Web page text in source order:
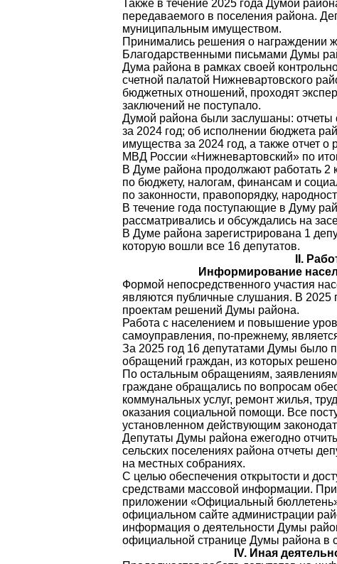
Также в течение 2025 года Думой
передаваемого в поселения района.
муниципальным имуществом.
Принимались решения о награждении
Благодарственными письмами Думы
Дума района в рамках своей
счетной палатой Нижневартовского
бюджетных отношений, проходят
заключений не поступало.
Думой района были заслушаны: отчеты
за 2024 год; об исполнении бюджета
имущества за 2024 год, а также отчет
МВД России «Нижневартовский» по
В Думе района продолжают работать 2
по бюджету, налогам, финансам и
по законности, правопорядку,
В течение года поступающие в Думу
рассматривались и обсуждались на
В Думе района зарегистрирована 1
которую вошли все 16 депутатов.
II.
Информирование
Формой непосредственного участия
являются публичные слушания. В 2025
проектам решений Думы района.
Работа с населением и повышение
самоуправления, по-прежнему,
За 2025 год 16 депутатами Думы было
обращений граждан, из которых
По остальным обращениям,
граждане обращались по вопросам
коммунальных услуг, ремонт жилья,
оказания социальной помощи. Все
установленном действующим
Депутаты Думы района ежегодно
сельских поселениях района отчеты
на местных собраниях.
С целью обеспечения открытости и
средствами массовой информации.
приложении «Официальный
официальном сайте администрации
информация о деятельности Думы
официальной странице Думы района в
IV. Иная